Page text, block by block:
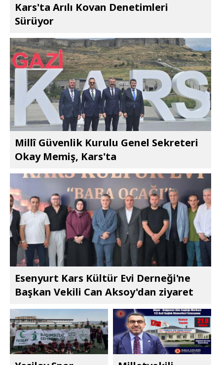
Kars'ta Arılı Kovan Denetimleri
Sürüyor
Millî Güvenlik Kurulu Genel Sekreteri
Okay Memiş, Kars'ta
Esenyurt Kars Kültür Evi Derneği'ne
Başkan Vekili Can Aksoy'dan ziyaret